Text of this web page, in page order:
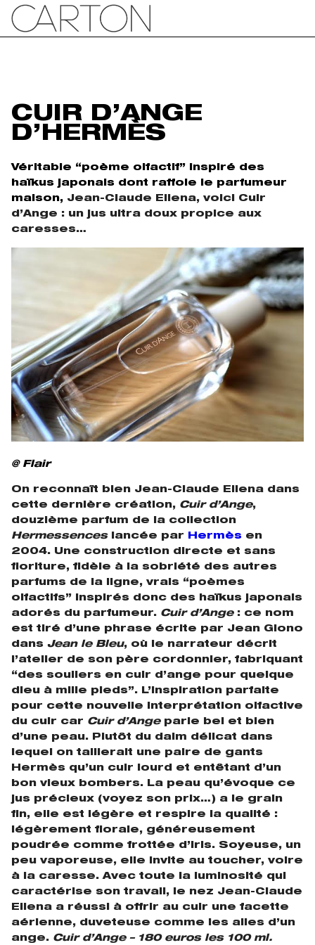
CUIR D’ANGE
D’HERMÈS
Véritable “poème olfactif” inspiré des
haïkus japonais dont raffole le parfumeur
maison, Jean-Claude Ellena, voici Cuir
d’Ange : un jus ultra doux propice aux
caresses…
@ Flair
On reconnaît bien Jean-Claude Ellena dans
cette dernière création, Cuir d’Ange,
douzième parfum de la collection
Hermessenceslancée par Hermès en
2004. Une construction directe et sans
fioriture, fidèle à la sobriété des autres
parfums de la ligne, vrais “poèmes
olfactifs” inspirés donc des haïkus japonais
adorés du parfumeur. Cuir d’Ange: ce nom
est tiré d’une phrase écrite par Jean Giono
dans Jean le Bleu, où le narrateur décrit
l’atelier de son père cordonnier, fabriquant
“des souliers en cuir d’ange pour quelque
dieu à mille pieds”. L’inspiration parfaite
pour cette nouvelle interprétation olfactive
du cuir car Cuir d’Angeparle bel et bien
d’une peau. Plutôt du daim délicat dans
lequel on taillerait une paire de gants
Hermès qu’un cuir lourd et entêtant d’un
bon vieux bombers. La peau qu’évoque ce
jus précieux (voyez son prix…) a le grain
fin, elle est légère et respire la qualité :
légèrement florale, généreusement
poudrée comme frottée d’iris. Soyeuse, un
peu vaporeuse, elle invite au toucher, voire
à la caresse. Avec toute la luminosité qui
caractérise son travail, le nez Jean-Claude
Ellena a réussi à offrir au cuir une facette
aérienne, duveteuse comme les ailes d’un
ange. Cuir d’Ange – 180 euros les 100 ml.